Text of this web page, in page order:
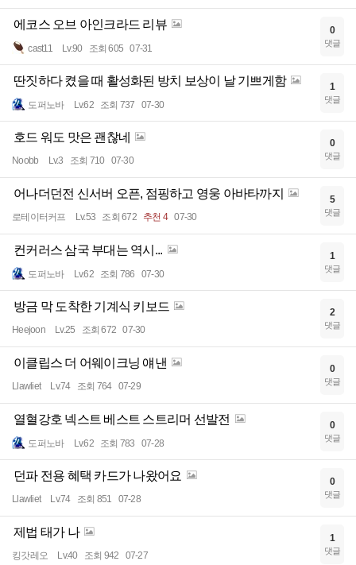
에코스 오브 아인크라드 리뷰
cast11 Lv.90 조회 605 07-31
0
댓글
딴짓하다 켰을 때 활성화된 방치 보상이 날 기쁘게함
도퍼노바 Lv.62 조회 737 07-30
1
댓글
호드 워도 맛은 괜찮네
Noobb Lv.3 조회 710 07-30
0
댓글
어나더던전 신서버 오픈, 점핑하고 영웅 아바타까지
로테이터커프 Lv.53 조회 672 추천 4 07-30
5
댓글
컨커러스 삼국 부대는 역시...
도퍼노바 Lv.62 조회 786 07-30
1
댓글
방금 막 도착한 기계식 키보드
Heejoon Lv.25 조회 672 07-30
2
댓글
이클립스 더 어웨이크닝 얘낸
Llawliet Lv.74 조회 764 07-29
0
댓글
열혈강호 넥스트 베스트 스트리머 선발전
도퍼노바 Lv.62 조회 783 07-28
0
댓글
던파 전용 혜택 카드가 나왔어요
Llawliet Lv.74 조회 851 07-28
0
댓글
제법 태가 나
킹갓레오 Lv.40 조회 942 07-27
1
댓글